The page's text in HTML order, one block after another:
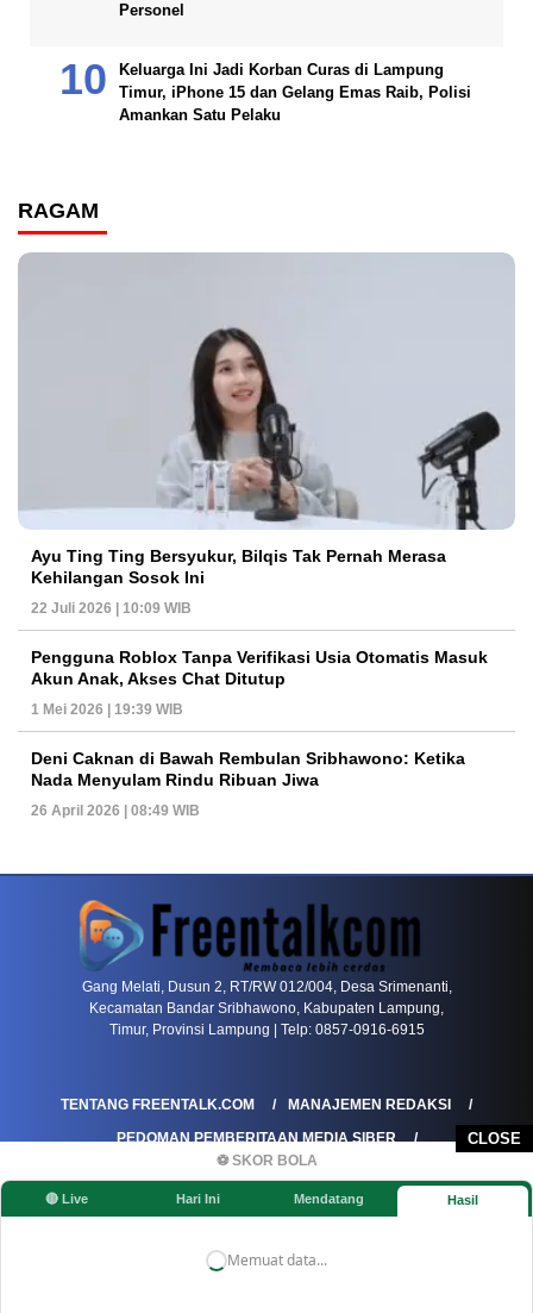
CLOSE
⚽ SKOR BOLA
🔴 Live Hari Ini Mendatang Hasil
Memuat data...
Personel
Keluarga Ini Jadi Korban Curas di Lampung
Timur, iPhone 15 dan Gelang Emas Raib, Polisi
Amankan Satu Pelaku
RAGAM
Ayu Ting Ting Bersyukur, Bilqis Tak Pernah Merasa
Kehilangan Sosok Ini
22 Juli 2026 | 10:09 WIB
Pengguna Roblox Tanpa Verifikasi Usia Otomatis Masuk
Akun Anak, Akses Chat Ditutup
1 Mei 2026 | 19:39 WIB
Deni Caknan di Bawah Rembulan Sribhawono: Ketika
Nada Menyulam Rindu Ribuan Jiwa
26 April 2026 | 08:49 WIB
Gang Melati, Dusun 2, RT/RW 012/004, Desa Srimenanti,
Kecamatan Bandar Sribhawono, Kabupaten Lampung,
Timur, Provinsi Lampung | Telp: 0857-0916-6915
TENTANG FREENTALK.COM
MANAJEMEN REDAKSI
PEDOMAN PEMBERITAAN MEDIA SIBER
PEDOMAN PEMBERITAAN RAMAH ANAK
KOREKSI & KLARIFIKASI
KEBIJAKAN IKLAN / ADVERTORIAL